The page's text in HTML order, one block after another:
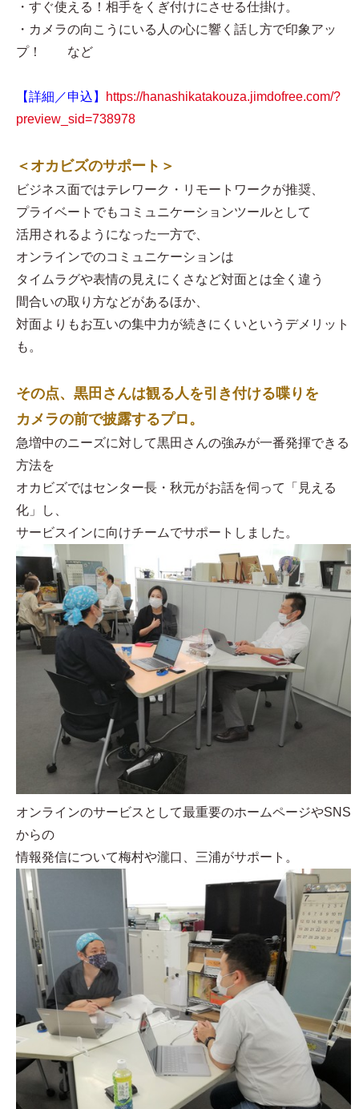
・すぐ使える！相手をくぎ付けにさせる仕掛け。
・カメラの向こうにいる人の心に響く話し方で印象アッ
プ！ など
【詳細／申込】
https://hanashikatakouza.jimdofree.com/?
preview_sid=738978
＜オカビズのサポート＞
ビジネス面ではテレワーク・リモートワークが推奨、
プライベートでもコミュニケーションツールとして
活用されるようになった一方で、
オンラインでのコミュニケーションは
タイムラグや表情の見えにくさなど対面とは全く違う
間合いの取り方などがあるほか、
対面よりもお互いの集中力が続きにくいというデメリット
も。
その点、黒田さんは観る人を引き付ける喋りを
カメラの前で披露するプロ。
急増中のニーズに対して黒田さんの強みが一番発揮できる
方法を
オカビズではセンター長・秋元がお話を伺って「見える
化」し、
サービスインに向けチームでサポートしました。
オンラインのサービスとして最重要のホームページやSNS
からの
情報発信について梅村や瀧口、三浦がサポート。